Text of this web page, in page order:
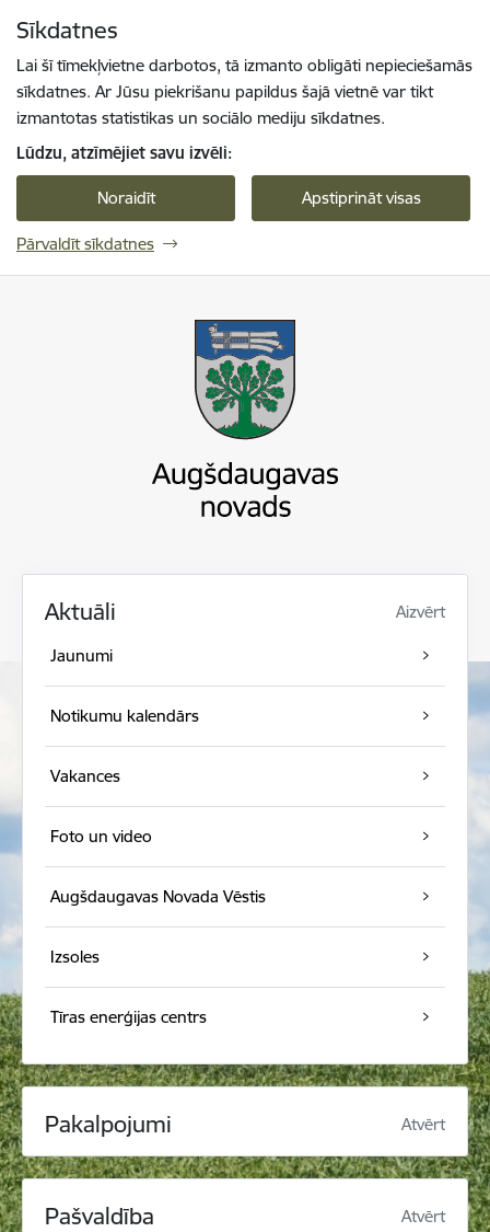
Sīkdatnes
Lai šī tīmekļvietne darbotos, tā izmanto obligāti nepieciešamās
sīkdatnes. Ar Jūsu piekrišanu papildus šajā vietnē var tikt
izmantotas statistikas un sociālo mediju sīkdatnes.
Lūdzu, atzīmējiet savu izvēli:
Noraidīt Apstiprināt visas
Pārvaldīt sīkdatnes
Aktuāli Aizvērt
Jaunumi
Notikumu kalendārs
Vakances
Foto un video
Augšdaugavas Novada Vēstis
Izsoles
Tīras enerģijas centrs
Pakalpojumi Atvērt
Pašvaldība Atvērt